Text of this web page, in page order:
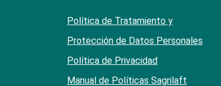
Política de Tratamiento y
Protección de Datos Personales
Política de Privacidad
Manual de Políticas Sagrilaft